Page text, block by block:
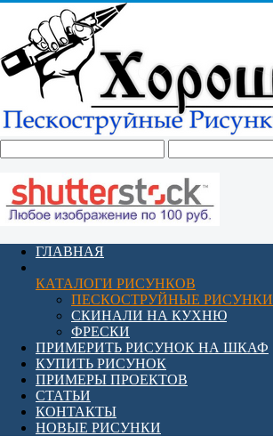
ГЛАВНАЯ
КАТАЛОГИ РИСУНКОВ
ПЕСКОСТРУЙНЫЕ РИСУНКИ
СКИНАЛИ НА КУХНЮ
ФРЕСКИ
ПРИМЕРИТЬ РИСУНОК НА ШКАФ
КУПИТЬ РИСУНОК
ПРИМЕРЫ ПРОЕКТОВ
СТАТЬИ
КОНТАКТЫ
НОВЫЕ РИСУНКИ